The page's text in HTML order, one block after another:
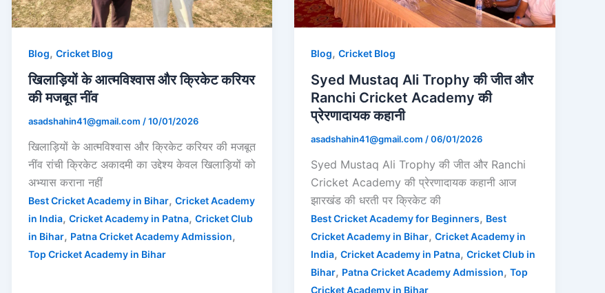
Blog, Cricket Blog
खिलाड़ियों के आत्मविश्वास और क्रिकेट करियर
की मजबूत नींव
asadshahin41@gmail.com /10/01/2026
खिलाड़ियों के आत्मविश्वास और क्रिकेट करियर की मजबूत
नींव रांची क्रिकेट अकादमी का उद्देश्य केवल खिलाड़ियों को
अभ्यास कराना नहीं
Best Cricket Academy in Bihar, Cricket Academy
in India, Cricket Academy in Patna, Cricket Club
in Bihar, Patna Cricket Academy Admission,
Top Cricket Academy in Bihar
Blog,Cricket Blog
Syed Mustaq Ali Trophy की जीत और
Ranchi Cricket Academy की
प्रेरणादायक कहानी
asadshahin41@gmail.com /06/01/2026
Syed Mustaq Ali Trophy की जीत और Ranchi
Cricket Academy की प्रेरणादायक कहानी आज
झारखंड की धरती पर क्रिकेट की
Best Cricket Academy for Beginners, Best
Cricket Academy in Bihar,Cricket Academy in
India,Cricket Academy in Patna,Cricket Club in
Bihar, Patna Cricket Academy Admission,Top
Cricket Academy in Bihar